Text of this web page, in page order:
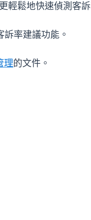
輕鬆地快速偵測客
訴率建議功能。
理的文件。